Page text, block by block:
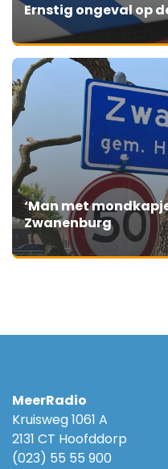
Ernstig ongeval op
‘Man met
Zwanenburg
MeerRadio
Kruisweg 1061 A
2131 CT Hoofddorp
(023) 55 55 900